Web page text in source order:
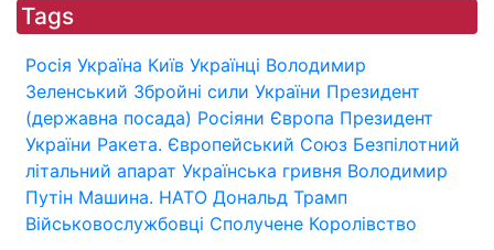
Tags
Росія Україна Київ Українці Володимир
Зеленський Збройні сили України Президент
(державна посада) Росіяни Європа Президент
України Ракета. Європейський Союз Безпілотний
літальний апарат Українська гривня Володимир
Путін Машина. НАТО Дональд Трамп
Військовослужбовці Сполучене Королівство